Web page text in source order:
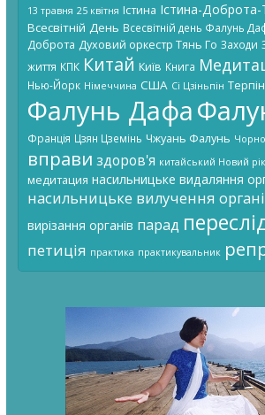
13 травня 25 квітня Істина Істина-Доброта-
Всесвітній День Всесвітній день Фалунь
Доброта Духовий оркестр Тянь Го Заходи
життя КПК Китай Київ Книга
Нью-Йорк Німеччина США Сі Цзіньпін
Фалунь Дафа
Франція Цзян Цземінь Чжуань Фалунь
вправи здоров'я китайський Новий рік
медитация насильницьке видаляння
насильницьке вилучення
вирізання органів парад
петиція практика практикувальник